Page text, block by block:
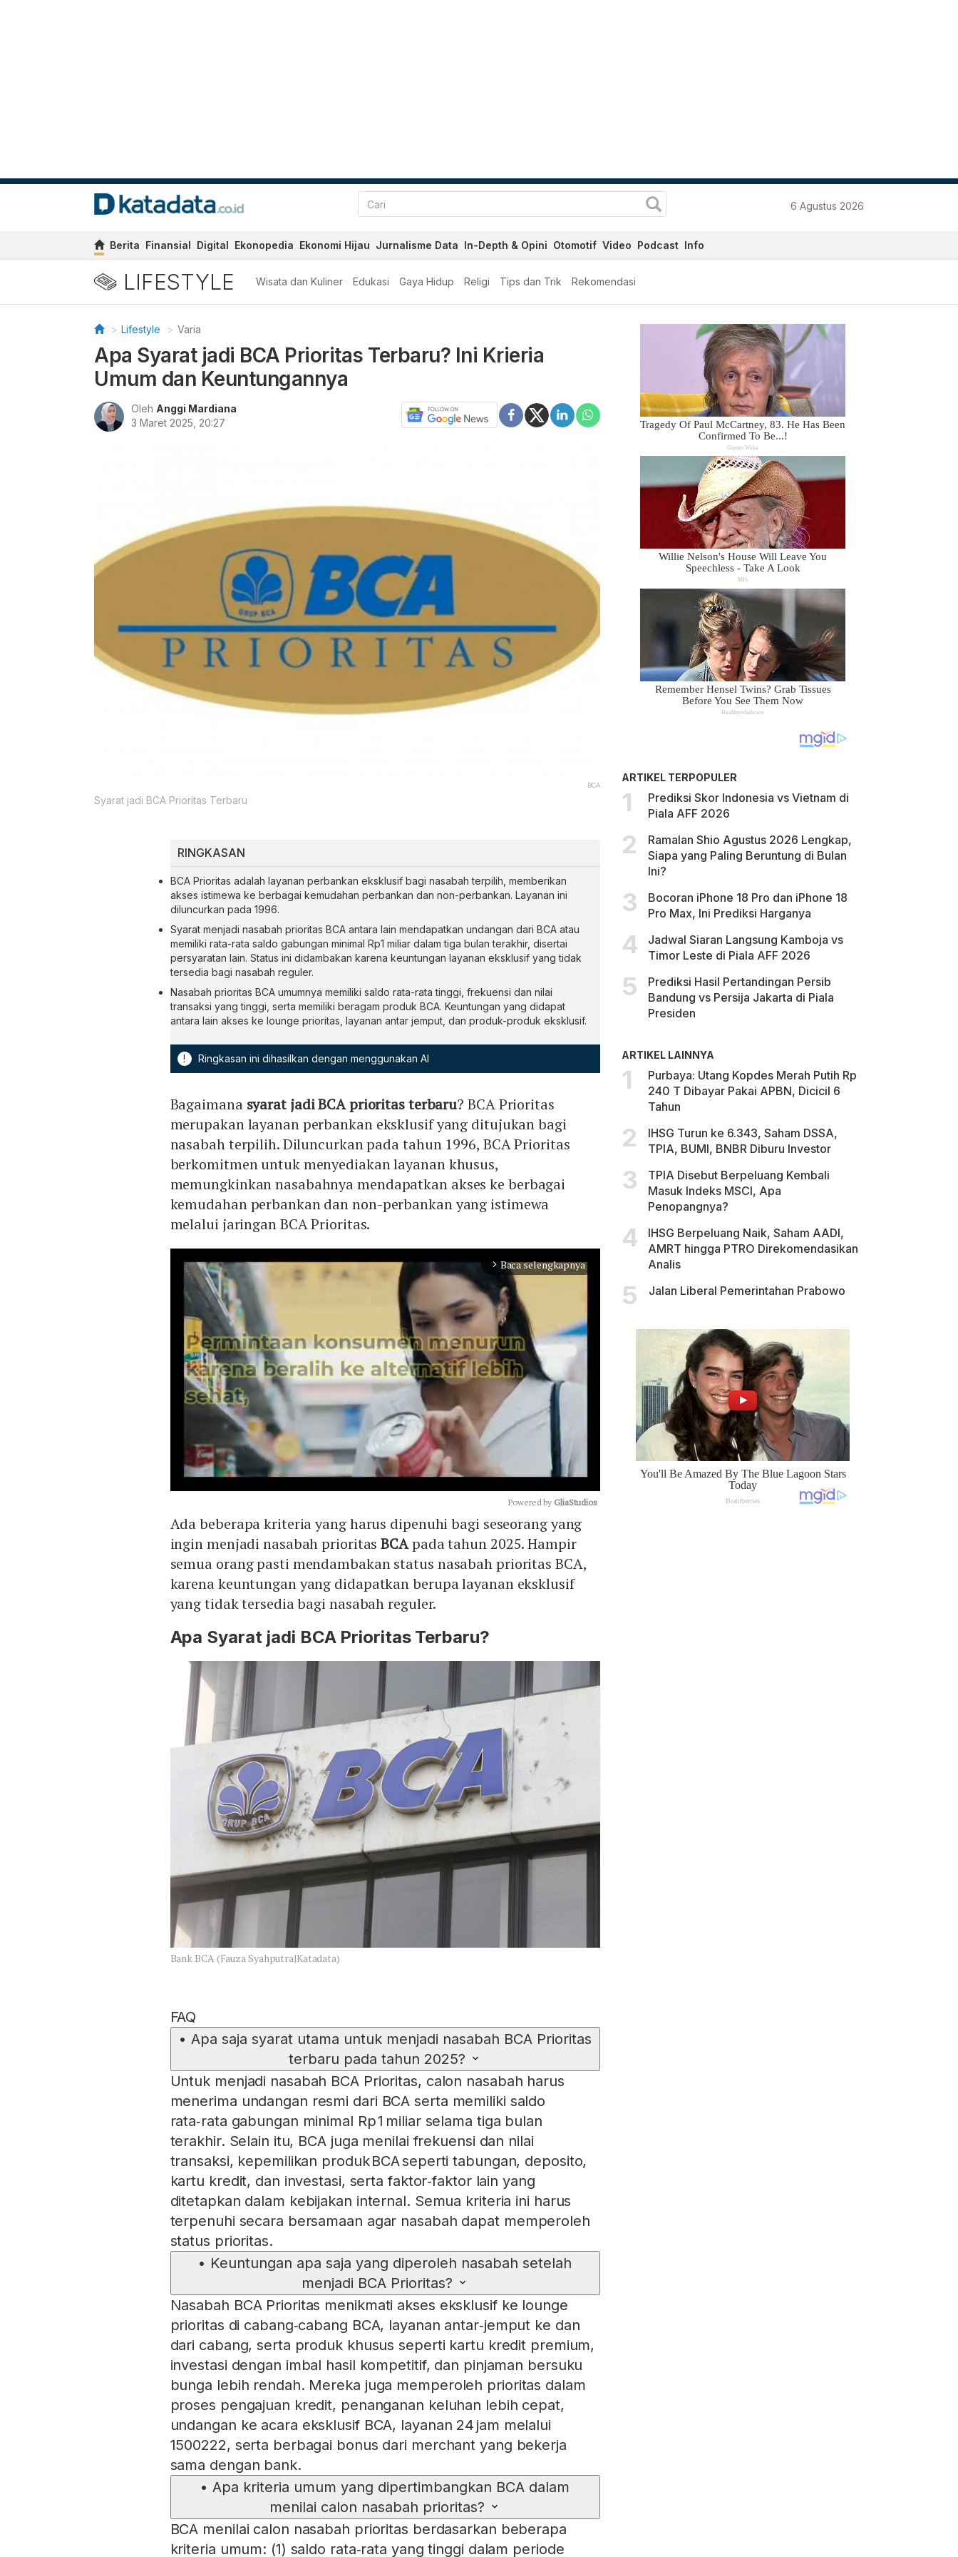
6 Agustus 2026
Berita Finansial Digital Ekonopedia Ekonomi Hijau Jurnalisme Data In-Depth & Opini Otomotif Video Podcast Info
LIFESTYLE Wisata dan Kuliner Edukasi Gaya Hidup Religi Tips dan Trik Rekomendasi
Lifestyle Varia
Apa Syarat jadi BCA Prioritas Terbaru? Ini Krieria
Umum dan Keuntungannya
Oleh Anggi Mardiana
3 Maret 2025, 20:27
BCA
Syarat jadi BCA Prioritas Terbaru
RINGKASAN
BCA Prioritas adalah layanan perbankan eksklusif bagi nasabah terpilih, memberikan
akses istimewa ke berbagai kemudahan perbankan dan non-perbankan. Layanan ini
diluncurkan pada 1996.
Syarat menjadi nasabah prioritas BCA antara lain mendapatkan undangan dari BCA atau
memiliki rata-rata saldo gabungan minimal Rp1 miliar dalam tiga bulan terakhir, disertai
persyaratan lain. Status ini didambakan karena keuntungan layanan eksklusif yang tidak
tersedia bagi nasabah reguler.
Nasabah prioritas BCA umumnya memiliki saldo rata-rata tinggi, frekuensi dan nilai
transaksi yang tinggi, serta memiliki beragam produk BCA. Keuntungan yang didapat
antara lain akses ke lounge prioritas, layanan antar jemput, dan produk-produk eksklusif.
! Ringkasan ini dihasilkan dengan menggunakan AI
Bagaimana syarat jadi BCA prioritas terbaru? BCA Prioritas
merupakan layanan perbankan eksklusif yang ditujukan bagi
nasabah terpilih. Diluncurkan pada tahun 1996, BCA Prioritas
berkomitmen untuk menyediakan layanan khusus,
memungkinkan nasabahnya mendapatkan akses ke berbagai
kemudahan perbankan dan non-perbankan yang istimewa
melalui jaringan BCA Prioritas.
arrow_forward_ios Baca selengkapnya
Mute
Powered by GliaStudios
Ada beberapa kriteria yang harus dipenuhi bagi seseorang yang
ingin menjadi nasabah prioritasBCApada tahun 2025. Hampir
semua orang pasti mendambakan status nasabah prioritas BCA,
karena keuntungan yang didapatkan berupa layanan eksklusif
yang tidak tersedia bagi nasabah reguler.
Apa Syarat jadi BCA Prioritas Terbaru?
Bank BCA (Fauza Syahputra|Katadata)
FAQ
• Apa saja syarat utama untuk menjadi nasabah BCA Prioritas
terbaru pada tahun 2025?
Untuk menjadi nasabah BCA Prioritas, calon nasabah harus
menerima undangan resmi dari BCA serta memiliki saldo
rata‑rata gabungan minimal Rp 1 miliar selama tiga bulan
terakhir. Selain itu, BCA juga menilai frekuensi dan nilai
transaksi, kepemilikan produk BCA seperti tabungan, deposito,
kartu kredit, dan investasi, serta faktor‑faktor lain yang
ditetapkan dalam kebijakan internal. Semua kriteria ini harus
terpenuhi secara bersamaan agar nasabah dapat memperoleh
status prioritas.
• Keuntungan apa saja yang diperoleh nasabah setelah
menjadi BCA Prioritas?
Nasabah BCA Prioritas menikmati akses eksklusif ke lounge
prioritas di cabang‑cabang BCA, layanan antar‑jemput ke dan
dari cabang, serta produk khusus seperti kartu kredit premium,
investasi dengan imbal hasil kompetitif, dan pinjaman bersuku
bunga lebih rendah. Mereka juga memperoleh prioritas dalam
proses pengajuan kredit, penanganan keluhan lebih cepat,
undangan ke acara eksklusif BCA, layanan 24 jam melalui
1500222, serta berbagai bonus dari merchant yang bekerja
sama dengan bank.
• Apa kriteria umum yang dipertimbangkan BCA dalam
menilai calon nasabah prioritas?
BCA menilai calon nasabah prioritas berdasarkan beberapa
kriteria umum: (1) saldo rata‑rata yang tinggi dalam periode
ARTIKEL TERPOPULER
Prediksi Skor Indonesia vs Vietnam di
Piala AFF 2026
Ramalan Shio Agustus 2026 Lengkap,
Siapa yang Paling Beruntung di Bulan
Ini?
Bocoran iPhone 18 Pro dan iPhone 18
Pro Max, Ini Prediksi Harganya
Jadwal Siaran Langsung Kamboja vs
Timor Leste di Piala AFF 2026
Prediksi Hasil Pertandingan Persib
Bandung vs Persija Jakarta di Piala
Presiden
ARTIKEL LAINNYA
Purbaya: Utang Kopdes Merah Putih Rp
240 T Dibayar Pakai APBN, Dicicil 6
Tahun
IHSG Turun ke 6.343, Saham DSSA,
TPIA, BUMI, BNBR Diburu Investor
TPIA Disebut Berpeluang Kembali
Masuk Indeks MSCI, Apa
Penopangnya?
IHSG Berpeluang Naik, Saham AADI,
AMRT hingga PTRO Direkomendasikan
Analis
Jalan Liberal Pemerintahan Prabowo